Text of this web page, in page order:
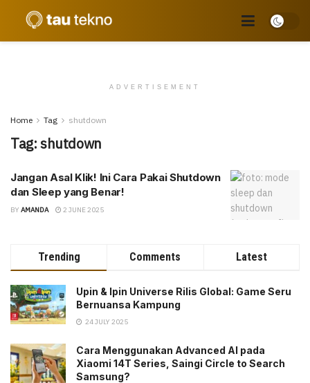
ADVERTISEMENT
Home Tag shutdown
Tag:shutdown
Jangan Asal Klik! Ini Cara Pakai Shutdown
dan Sleep yang Benar!
BY AMANDA 2 JUNE 2025
Trending Comments Latest
Upin & Ipin Universe Rilis Global: Game Seru
Bernuansa Kampung
24 JULY 2025
Cara Menggunakan Advanced AI pada
Xiaomi 14T Series, Saingi Circle to Search
Samsung?